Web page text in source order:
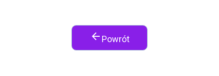
arrow_back Powrót